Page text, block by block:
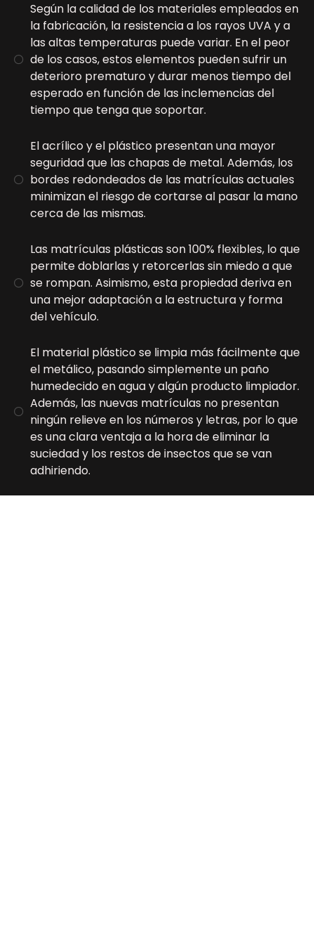
Según la calidad de los materiales empleados en
la fabricación, la resistencia a los rayos UVA y a
las altas temperaturas puede variar. En el peor
de los casos, estos elementos pueden sufrir un
deterioro prematuro y durar menos tiempo del
esperado en función de las inclemencias del
tiempo que tenga que soportar.
El acrílico y el plástico presentan una mayor
seguridad que las chapas de metal. Además, los
bordes redondeados de las matrículas actuales
minimizan el riesgo de cortarse al pasar la mano
cerca de las mismas.
Las matrículas plásticas son 100% flexibles, lo que
permite doblarlas y retorcerlas sin miedo a que
se rompan. Asimismo, esta propiedad deriva en
una mejor adaptación a la estructura y forma
del vehículo.
El material plástico se limpia más fácilmente que
el metálico, pasando simplemente un paño
humedecido en agua y algún producto limpiador.
Además, las nuevas matrículas no presentan
ningún relieve en los números y letras, por lo que
es una clara ventaja a la hora de eliminar la
suciedad y los restos de insectos que se van
adhiriendo.